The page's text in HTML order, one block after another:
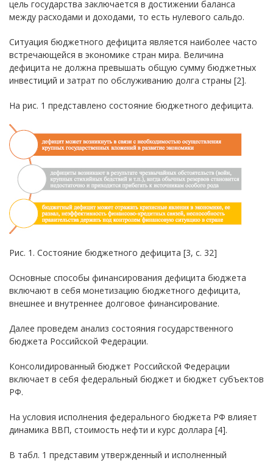
цель государства заключается в достижении баланса
между расходами и доходами, то есть нулевого сальдо.
Ситуация бюджетного дефицита является наиболее часто
встречающейся в экономике стран мира. Величина
дефицита не должна превышать общую сумму бюджетных
инвестиций и затрат по обслуживанию долга страны [2].
На рис. 1 представлено состояние бюджетного дефицита.
Рис. 1. Состояние бюджетного дефицита [3, c. 32]
Основные способы финансирования дефицита бюджета
включают в себя монетизацию бюджетного дефицита,
внешнее и внутреннее долговое финансирование.
Далее проведем анализ состояния государственного
бюджета Российской Федерации.
Консолидированный бюджет Российской Федерации
включает в себя федеральный бюджет и бюджет субъектов
РФ.
На условия исполнения федерального бюджета РФ влияет
динамика ВВП, стоимость нефти и курс доллара [4].
В табл. 1 представим утвержденный и исполненный